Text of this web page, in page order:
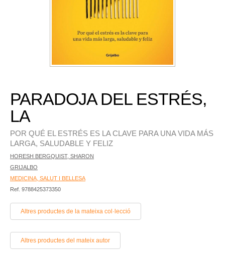
PARADOJA DEL ESTRÉS,
LA
POR QUÉ EL ESTRÉS ES LA CLAVE PARA UNA VIDA MÁS
LARGA, SALUDABLE Y FELIZ
HORESH BERGQUIST, SHARON
GRIJALBO
MEDICINA, SALUT I BELLESA
Ref. 9788425373350
Altres productes de la mateixa col·lecció
Altres productes del mateix autor